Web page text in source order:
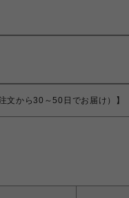
から30～50日でお届け）】